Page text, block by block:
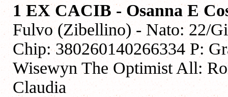
1 EX CACIB - Osanna E
Fulvo (Zibellino) - Nato: 22/
Chip: 380260140266334 P:
Wisewyn The Optimist All:
Claudia